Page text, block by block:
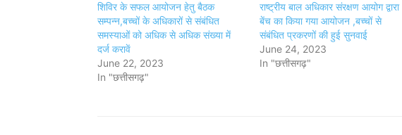
शिविर के सफल आयोजन हेतु बैठक
सम्पन्न,बच्चों के अधिकारों से संबंधित
समस्याओं को अधिक से अधिक संख्या में
दर्ज करावें
June 22, 2023
In "छत्तीसगढ़"
राष्ट्रीय बाल अधिकार संरक्षण आयोग द्वारा
बेंच का किया गया आयोजन ,बच्चों से
संबंधित प्रकरणों की हुई सुनवाई
June 24, 2023
In "छत्तीसगढ़"